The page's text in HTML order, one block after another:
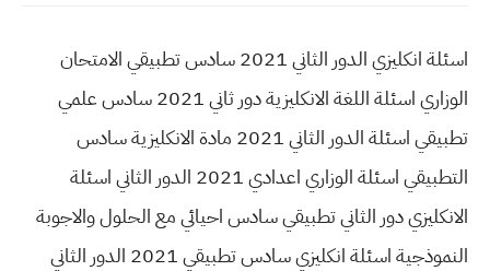
اسئلة انكليزي الدور الثاني 2021 سادس تطبيقي الامتحان
الوزاري اسئلة اللغة الانكليزية دور ثاني 2021 سادس علمي
تطبيقي اسئلة الدور الثاني 2021 مادة الانكليزية سادس
التطبيقي اسئلة الوزاري اعدادي 2021 الدور الثاني اسئلة
الانكليزي دور الثاني تطبيقي سادس احيائي مع الحلول والاجوبة
النموذجية اسئلة انكليزي سادس تطبيقي 2021 الدور الثاني